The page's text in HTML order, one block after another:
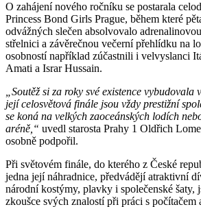
O zahájení nového ročníku se postarala
Princess Bond Girls Prague, během které
odvážných slečen absolvovalo
střelnici a závěrečnou večerní přehlídku na
osobností například zúčastnili i velvyslanci
Amati a Israr Hussain.
„Soutěž si za roky své existence vybudovala
její celosvětová finále jsou vždy prestižní
se koná na velkých zaoceánských lodích
aréně,“ uvedl starosta Prahy 1 Oldřich
osobně podpořil.
Při světovém finále, do kterého z České
jedna její náhradnice, předvádějí atraktivní
národní kostýmy, plavky i společenské šaty,
zkoušce svých znalostí při práci s počítačem